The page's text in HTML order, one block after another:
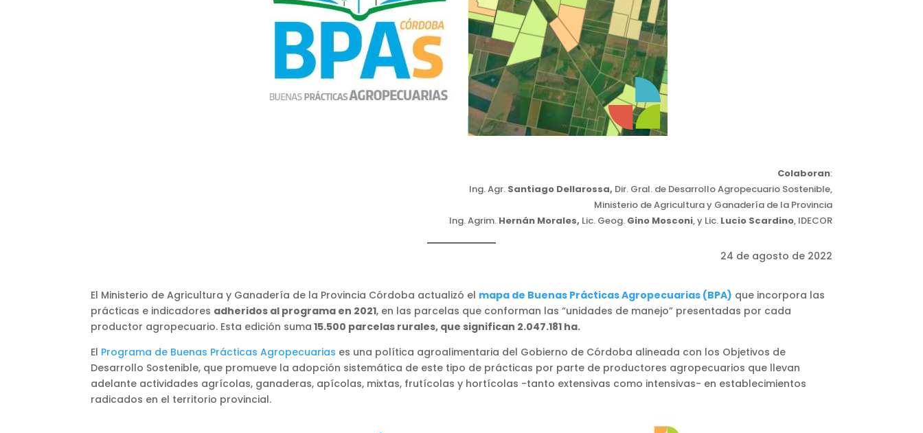
Colaboran:
Ing. Agr. Santiago Dellarossa, Dir. Gral. de Desarrollo Agropecuario Sostenible,
Ministerio de Agricultura y Ganadería de la Provincia
Ing. Agrim. Hernán Morales, Lic. Geog. Gino Mosconi, y Lic. Lucio Scardino, IDECOR
24 de agosto de 2022
El Ministerio de Agricultura y Ganadería de la Provincia Córdoba actualizó el mapa de Buenas Prácticas Agropecuarias (BPA) que incorpora las
prácticas e indicadores adheridos al programa en 2021, en las parcelas que conforman las “unidades de manejo” presentadas por cada
productor agropecuario. Esta edición suma 15.500 parcelas rurales, que significan 2.047.181 ha.
El Programa de Buenas Prácticas Agropecuarias es una política agroalimentaria del Gobierno de Córdoba alineada con los Objetivos de
Desarrollo Sostenible, que promueve la adopción sistemática de este tipo de prácticas por parte de productores agropecuarios que llevan
adelante actividades agrícolas, ganaderas, apícolas, mixtas, frutícolas y hortícolas -tanto extensivas como intensivas- en establecimientos
radicados en el territorio provincial.